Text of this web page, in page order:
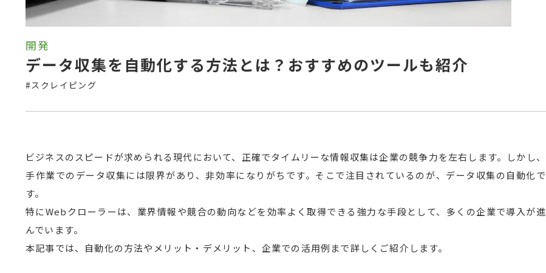
開発
データ収集を自動化する方法とは？おすすめのツールも紹介
#スクレイピング
ビジネスのスピードが求められる現代において、正確でタイムリーな情報収集は企業の競争力を左右します。しかし、
手作業でのデータ収集には限界があり、非効率になりがちです。そこで注目されているのが、データ収集の自動化で
す。
特にWebクローラーは、業界情報や競合の動向などを効率よく取得できる強力な手段として、多くの企業で導入が進
んでいます。
本記事では、自動化の方法やメリット・デメリット、企業での活用例まで詳しくご紹介します。